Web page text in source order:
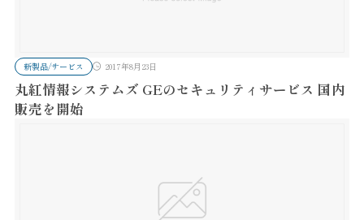
新製品/サービス 2017年8月23日
丸紅情報システムズ GEのセキュリティサービス 国内
販売を開始